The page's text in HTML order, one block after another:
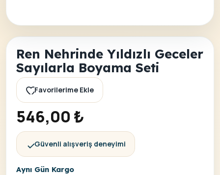
Ren Nehrinde Yıldızlı Geceler
Sayılarla Boyama Seti
Favorilerime Ekle
546,00 ₺
Güvenli alışveriş deneyimi
Aynı Gün Kargo